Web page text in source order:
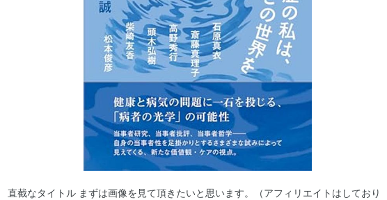
直截なタイトル まずは画像を見て頂きたいと思います。（アフィリエイトはしており